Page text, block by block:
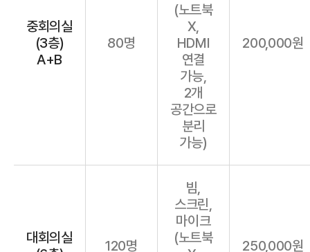
중회의실
(3층)
A+B
80명
(노트북
X,
HDMI
연결
가능,
2개
공간으로
분리
가능)
200,000원
대회의실
120명
빔,
스크린,
마이크
(노트북
250,000원